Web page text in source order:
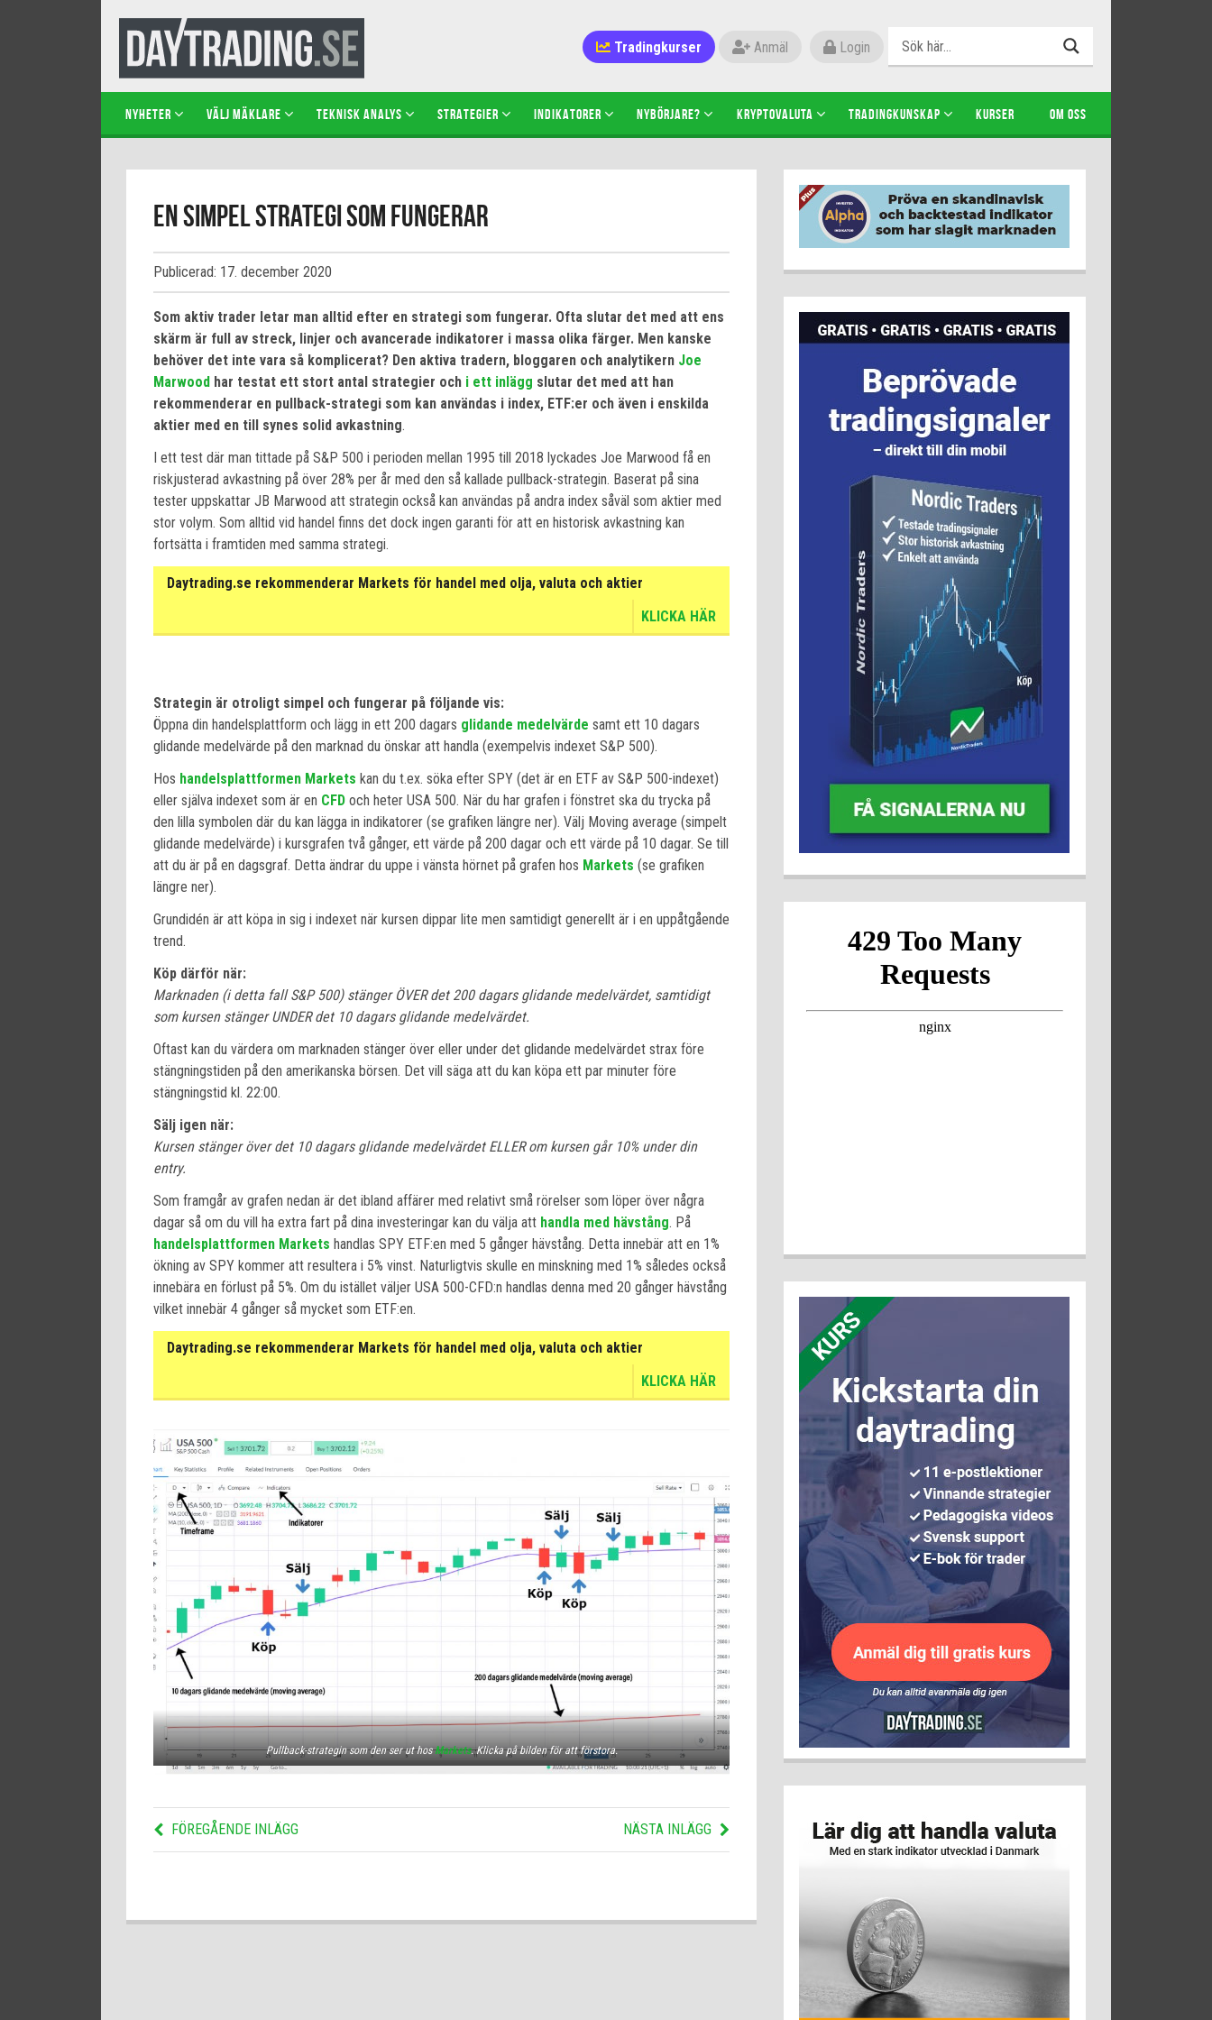
Tradingkurser Anmäl Login
NYHETER VÄLJ MÄKLARE TEKNISK ANALYS STRATEGIER INDIKATORER NYBÖRJARE? KRYPTOVALUTA TRADINGKUNSKAP KURSER OM OSS
En simpel strategi som fungerar
Publicerad: 17. december 2020
Som aktiv trader letar man alltid efter en strategi som fungerar. Ofta slutar det med att ens
skärm är full av streck, linjer och avancerade indikatorer i massa olika färger. Men kanske
behöver det inte vara så komplicerat? Den aktiva tradern, bloggaren och analytikern Joe
Marwood har testat ett stort antal strategier och i ett inlägg slutar det med att han
rekommenderar en pullback-strategi som kan användas i index, ETF:er och även i enskilda
aktier med en till synes solid avkastning.
I ett test där man tittade på S&P 500 i perioden mellan 1995 till 2018 lyckades Joe Marwood få en
riskjusterad avkastning på över 28% per år med den så kallade pullback-strategin. Baserat på sina
tester uppskattar JB Marwood att strategin också kan användas på andra index såväl som aktier med
stor volym. Som alltid vid handel finns det dock ingen garanti för att en historisk avkastning kan
fortsätta i framtiden med samma strategi.
Daytrading.se rekommenderar Markets för handel med olja, valuta och aktier
KLICKA HÄR
Strategin är otroligt simpel och fungerar på följande vis:
Öppna din handelsplattform och lägg in ett 200 dagars glidande medelvärde samt ett 10 dagars
glidande medelvärde på den marknad du önskar att handla (exempelvis indexet S&P 500).
Hos handelsplattformen Markets kan du t.ex. söka efter SPY (det är en ETF av S&P 500-indexet)
eller själva indexet som är en CFD och heter USA 500. När du har grafen i fönstret ska du trycka på
den lilla symbolen där du kan lägga in indikatorer (se grafiken längre ner). Välj Moving average (simpelt
glidande medelvärde) i kursgrafen två gånger, ett värde på 200 dagar och ett värde på 10 dagar. Se till
att du är på en dagsgraf. Detta ändrar du uppe i vänsta hörnet på grafen hos Markets (se grafiken
längre ner).
Grundidén är att köpa in sig i indexet när kursen dippar lite men samtidigt generellt är i en uppåtgående
trend.
Köp därför när:
Marknaden (i detta fall S&P 500) stänger ÖVER det 200 dagars glidande medelvärdet, samtidigt
som kursen stänger UNDER det 10 dagars glidande medelvärdet.
Oftast kan du värdera om marknaden stänger över eller under det glidande medelvärdet strax före
stängningstiden på den amerikanska börsen. Det vill säga att du kan köpa ett par minuter före
stängningstid kl. 22:00.
Sälj igen när:
Kursen stänger över det 10 dagars glidande medelvärdet ELLER om kursen går 10% under din
entry.
Som framgår av grafen nedan är det ibland affärer med relativt små rörelser som löper över några
dagar så om du vill ha extra fart på dina investeringar kan du välja att handla med hävstång. På
handelsplattformen Markets handlas SPY ETF:en med 5 gånger hävstång. Detta innebär att en 1%
ökning av SPY kommer att resultera i 5% vinst. Naturligtvis skulle en minskning med 1% således också
innebära en förlust på 5%. Om du istället väljer USA 500-CFD:n handlas denna med 20 gånger hävstång
vilket innebär 4 gånger så mycket som ETF:en.
Daytrading.se rekommenderar Markets för handel med olja, valuta och aktier
KLICKA HÄR
Pullback-strategin som den ser ut hosMarkets. Klicka på bilden för att förstora.
FÖREGÅENDE INLÄGG NÄSTA INLÄGG